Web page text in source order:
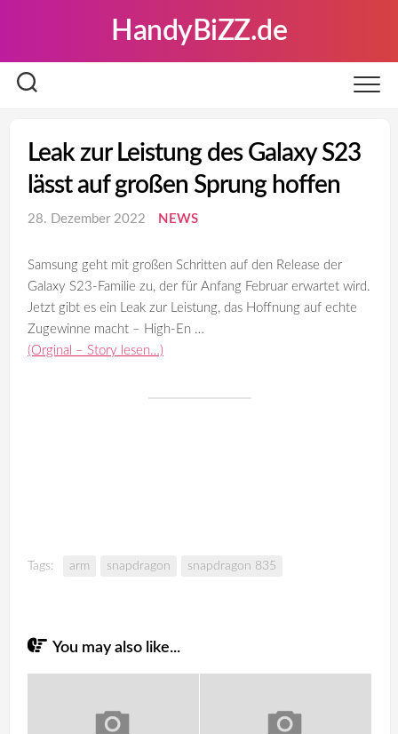
HandyBiZZ.de
Leak zur Leistung des Galaxy S23
lässt auf großen Sprung hoffen
28. Dezember 2022 NEWS
Samsung geht mit großen Schritten auf den Release der
Galaxy S23-Familie zu, der für Anfang Februar erwartet wird.
Jetzt gibt es ein Leak zur Leistung, das Hoffnung auf echte
Zugewinne macht – High-En …
(Orginal – Story lesen…)
Tags: arm snapdragon snapdragon 835
You may also like...